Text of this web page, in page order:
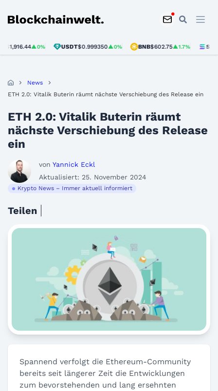
Blockchainwelt
▲0% USDT$0.999350▲0% BNB$602.75▲1.7% SOL
News
ETH 2.0: Vitalik Buterin räumt nächste Verschiebung des Release ein
ETH 2.0: Vitalik Buterin räumt
nächste Verschiebung des Release
ein
von Yannick Eckl
Aktualisiert: 25. November 2024
Krypto News – Immer aktuell informiert
Teilen
Spannend verfolgt die Ethereum-Community
bereits seit längerer Zeit die Entwicklungen
zum bevorstehenden und lang ersehnten